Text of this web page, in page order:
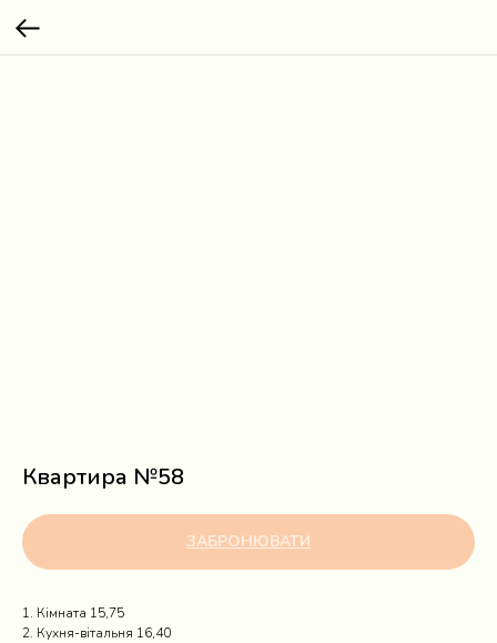
Квартира №58
ЗАБРОНЮВАТИ
1. Кімната 15,75
2. Кухня-вітальня 16,40